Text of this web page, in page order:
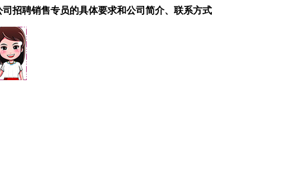
招聘销售专员的具体要求和公司简介、联系方式